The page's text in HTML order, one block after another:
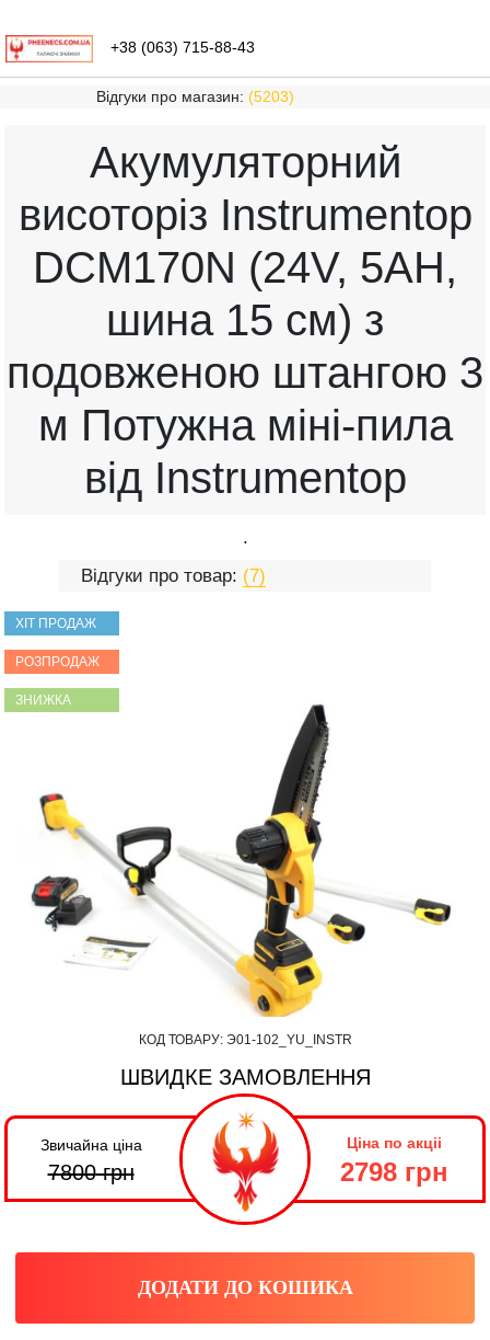
+38 (063) 715-88-43
Відгуки про магазин: (5203)
Акумуляторний
висоторіз Instrumentop
DCM170N (24V, 5AH,
шина 15 см) з
подовженою штангою 3
м Потужна міні-пила
від Instrumentop
.
Відгуки про товар: (7)
ХІТ ПРОДАЖ
РОЗПРОДАЖ
ЗНИЖКА
КОД ТОВАРУ: Э01-102_YU_INSTR
ШВИДКЕ ЗАМОВЛЕННЯ
Звичайна ціна
7800грн
Ціна по акціі
2798 грн
ДОДАТИ ДО КОШИКА